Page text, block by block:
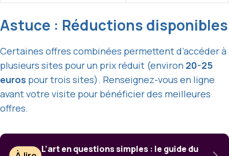
Astuce : Réductions disponibles
Certaines offres combinées permettent d’accéder à
plusieurs sites pour un prix réduit (environ 20-25
euros pour trois sites). Renseignez-vous en ligne
avant votre visite pour bénéficier des meilleures
offres.
L’art en questions simples : le guide du